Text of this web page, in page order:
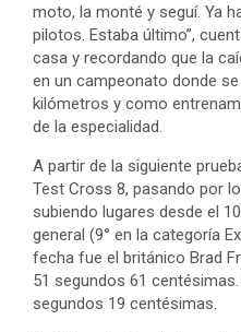
moto, la monté y seguí. Ya
pilotos. Estaba último”,
casa y recordando que la
en un campeonato donde
kilómetros y como
de la especialidad.
A partir de la siguiente
Test Cross 8, pasando por
subiendo lugares desde el
general (9° en la categoría
fecha fue el británico Brad
51 segundos 61
segundos 19 centésimas.